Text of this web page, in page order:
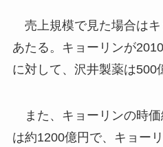
売上規模で見た場合はキ
あたる。キョーリンが
に対して、沢井製薬は500
また、キョーリンの時
は約1200億円で、キョー